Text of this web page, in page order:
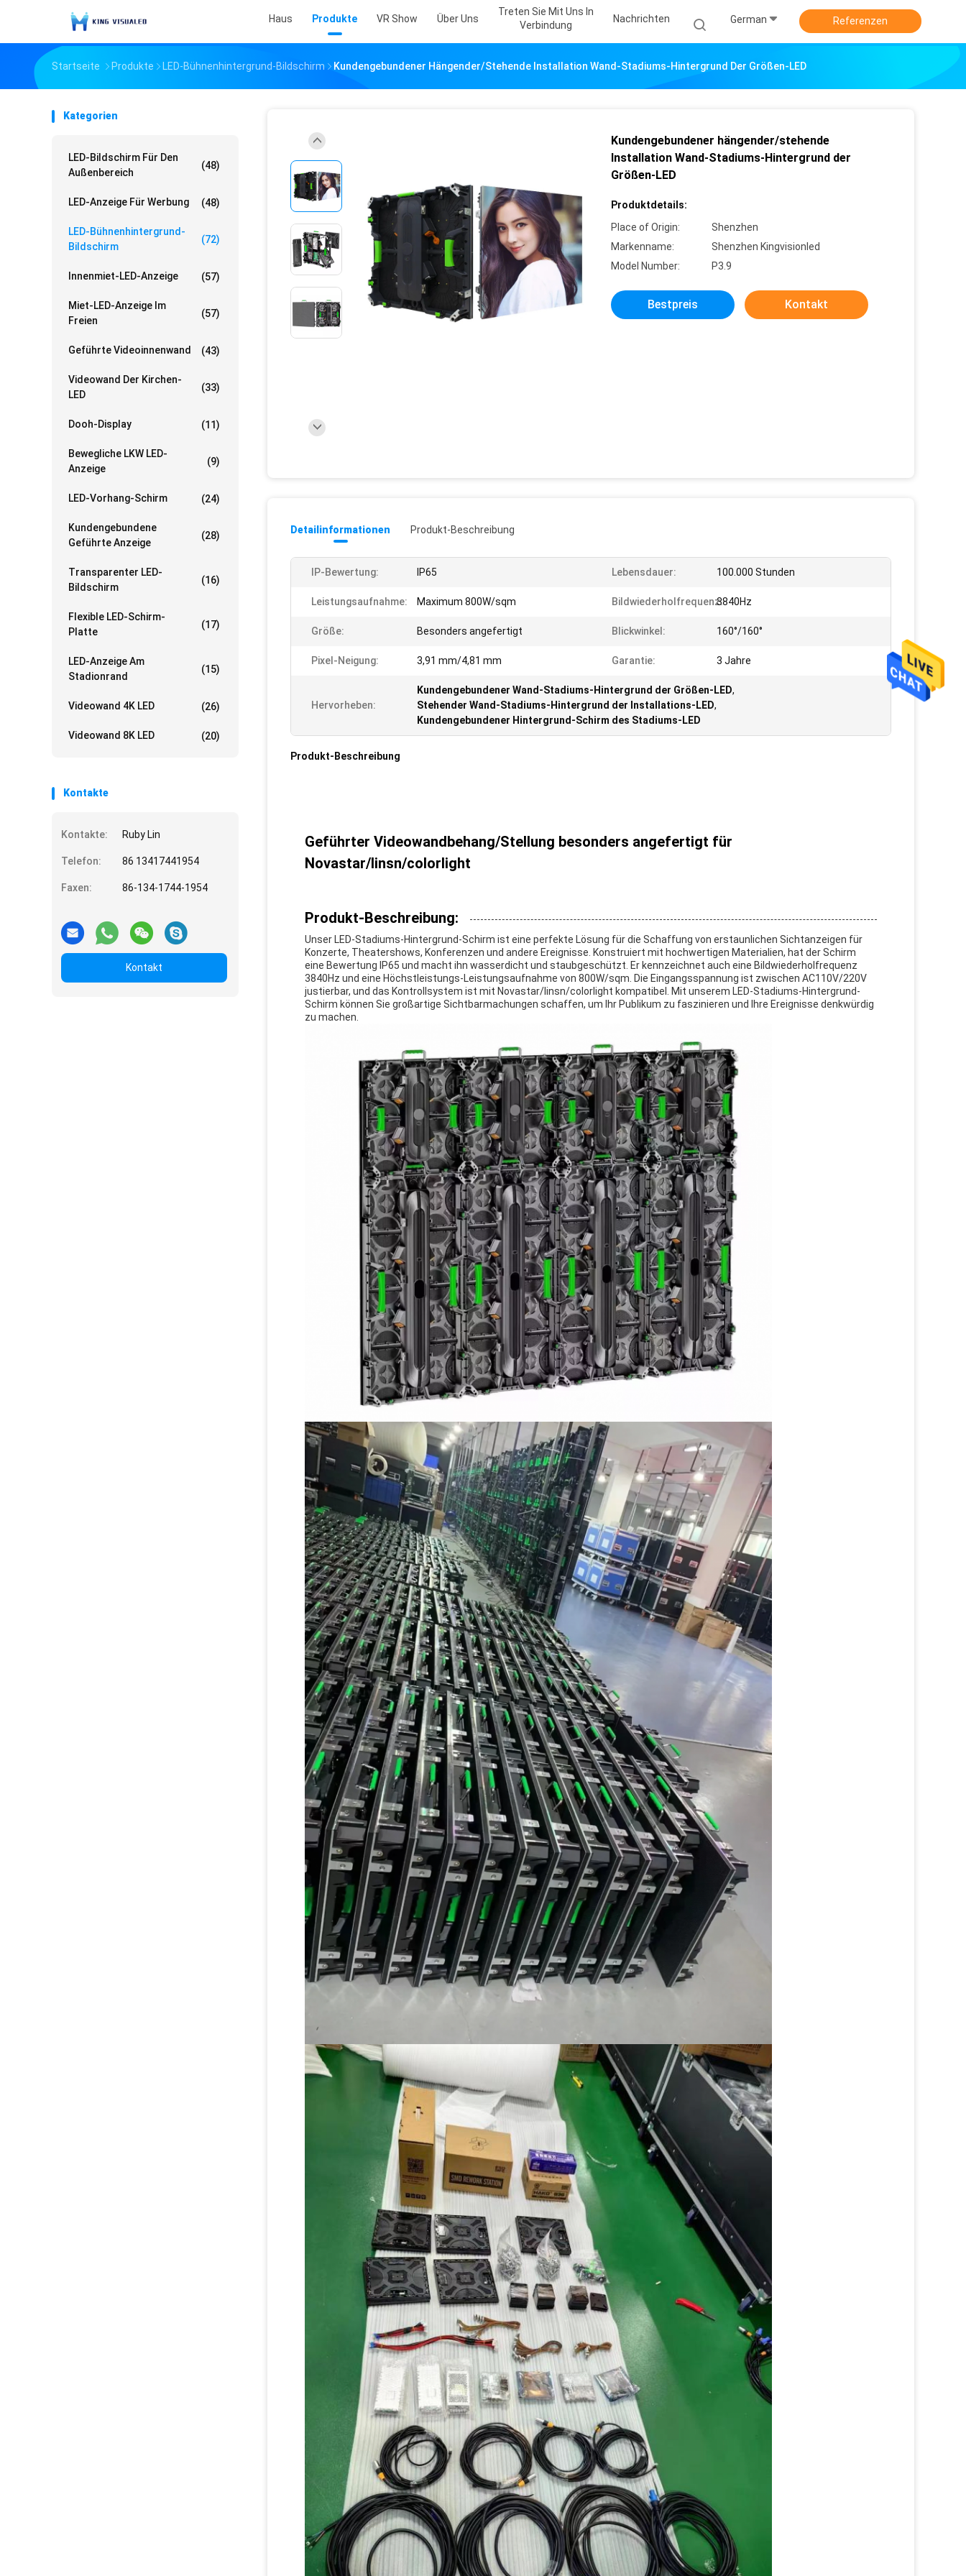
Haus Produkte VR Show Über Uns
Treten Sie Mit Uns In
Verbindung
Nachrichten German Referenzen
Startseite Produkte LED-Bühnenhintergrund-Bildschirm Kundengebundener Hängender/stehende Installation Wand-Stadiums-Hintergrund Der Größen-LED
Kategorien
LED-Bildschirm Für Den
Außenbereich
(48)
LED-Anzeige Für Werbung (48)
LED-Bühnenhintergrund-
Bildschirm
(72)
Innenmiet-LED-Anzeige (57)
Miet-LED-Anzeige Im
Freien
(57)
Geführte Videoinnenwand (43)
Videowand Der Kirchen-
LED
(33)
Dooh-Display (11)
Bewegliche LKW LED-
Anzeige
(9)
LED-Vorhang-Schirm (24)
Kundengebundene
Geführte Anzeige
(28)
Transparenter LED-
Bildschirm
(16)
Flexible LED-Schirm-
Platte
(17)
LED-Anzeige Am
Stadionrand
(15)
Videowand 4K LED (26)
Videowand 8K LED (20)
Kontakte
Kontakte: Ruby Lin
Telefon: 86 13417441954
Faxen: 86-134-1744-1954
Kontakt
Kundengebundener hängender/stehende
Installation Wand-Stadiums-Hintergrund der
Größen-LED
Produktdetails:
Place of Origin:
Shenzhen
Markenname:
Shenzhen Kingvisionled
Model Number:
P3.9
Bestpreis Kontakt
Detailinformationen Produkt-Beschreibung
IP-Bewertung: IP65 Lebensdauer: 100.000 Stunden
Leistungsaufnahme: Maximum 800W/sqm Bildwiederholfrequenz:3840Hz
Größe: Besonders angefertigt Blickwinkel: 160°/160°
Pixel-Neigung: 3,91 mm/4,81 mm Garantie: 3 Jahre
Hervorheben:
Kundengebundener Wand-Stadiums-Hintergrund der Größen-LED,
Stehender Wand-Stadiums-Hintergrund der Installations-LED,
Kundengebundener Hintergrund-Schirm des Stadiums-LED
Produkt-Beschreibung
Geführter Videowandbehang/Stellung besonders angefertigt für
Novastar/linsn/colorlight
Produkt-Beschreibung:
Unser LED-Stadiums-Hintergrund-Schirm ist eine perfekte Lösung für die Schaffung von erstaunlichen Sichtanzeigen für
Konzerte, Theatershows, Konferenzen und andere Ereignisse. Konstruiert mit hochwertigen Materialien, hat der Schirm
eine Bewertung IP65 und macht ihn wasserdicht und staubgeschützt. Er kennzeichnet auch eine Bildwiederholfrequenz
3840Hz und eine Höchstleistungs-Leistungsaufnahme von 800W/sqm. Die Eingangsspannung ist zwischen AC110V/220V
justierbar, und das Kontrollsystem ist mit Novastar/linsn/colorlight kompatibel. Mit unserem LED-Stadiums-Hintergrund-
Schirm können Sie großartige Sichtbarmachungen schaffen, um Ihr Publikum zu faszinieren und Ihre Ereignisse denkwürdig
zu machen.